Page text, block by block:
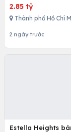
2.85 tỷ
Thành phố Hồ Chí
2 ngày trước
Estella Heights